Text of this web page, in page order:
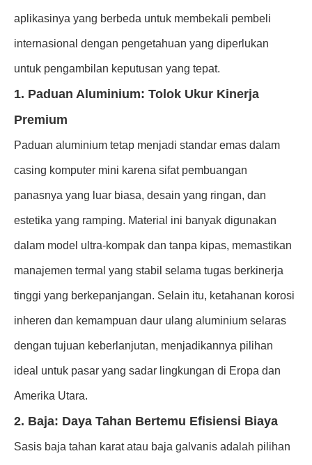
aplikasinya yang berbeda untuk membekali pembeli
internasional dengan pengetahuan yang diperlukan
untuk pengambilan keputusan yang tepat.
1. Paduan Aluminium: Tolok Ukur Kinerja
Premium
Paduan aluminium tetap menjadi standar emas dalam
casing komputer mini karena sifat pembuangan
panasnya yang luar biasa, desain yang ringan, dan
estetika yang ramping. Material ini banyak digunakan
dalam model ultra-kompak dan tanpa kipas, memastikan
manajemen termal yang stabil selama tugas berkinerja
tinggi yang berkepanjangan. Selain itu, ketahanan korosi
inheren dan kemampuan daur ulang aluminium selaras
dengan tujuan keberlanjutan, menjadikannya pilihan
ideal untuk pasar yang sadar lingkungan di Eropa dan
Amerika Utara.
2. Baja: Daya Tahan Bertemu Efisiensi Biaya
Sasis baja tahan karat atau baja galvanis adalah pilihan